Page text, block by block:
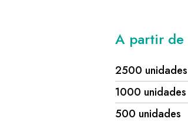
A partir de
2500 unidades
1000 unidades
500 unidades